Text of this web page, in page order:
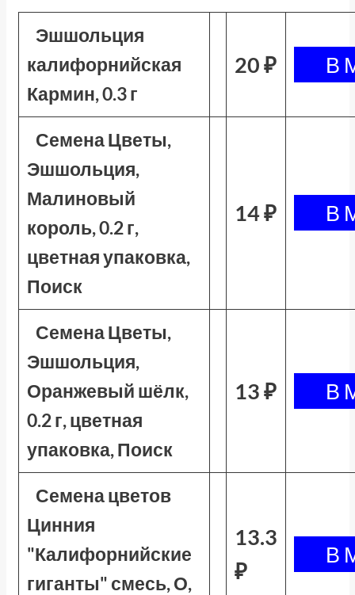
Эшшольция
калифорнийская
Кармин, 0.3 г
20 ₽
Семена Цветы,
Эшшольция,
Малиновый
король, 0.2 г,
цветная упаковка,
Поиск
14 ₽
Семена Цветы,
Эшшольция,
Оранжевый шёлк,
0.2 г, цветная
упаковка, Поиск
13 ₽
Семена цветов
Цинния
"Калифорнийские
гиганты" смесь, О,
13.3
₽